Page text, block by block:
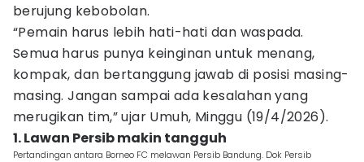
berujung kebobolan.
“Pemain harus lebih hati-hati dan waspada.
Semua harus punya keinginan untuk menang,
kompak, dan bertanggung jawab di posisi masing-
masing. Jangan sampai ada kesalahan yang
merugikan tim,” ujar Umuh, Minggu (19/4/2026).
1. Lawan Persib makin tangguh
Pertandingan antara Borneo FC melawan Persib Bandung. Dok Persib